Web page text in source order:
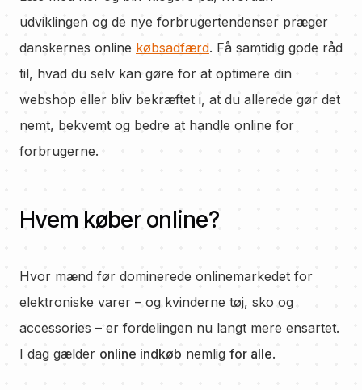
udviklingen og de nye forbrugertendenser præger
danskernes online købsadfærd. Få samtidig gode råd
til, hvad du selv kan gøre for at optimere din
webshop eller bliv bekræftet i, at du allerede gør det
nemt, bekvemt og bedre at handle online for
forbrugerne.
Hvem køber online?
Hvor mænd før dominerede onlinemarkedet for
elektroniske varer – og kvinderne tøj, sko og
accessories – er fordelingen nu langt mere ensartet.
I dag gælder online indkøb nemlig for alle.